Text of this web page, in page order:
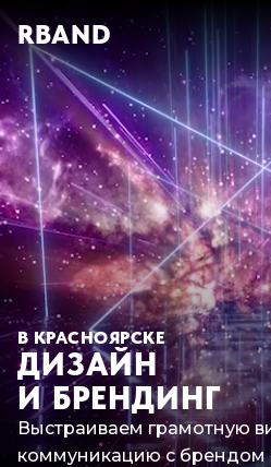
RBAND
ДИЗАЙН
И БРЕНДИНГ
В КРАСНОЯРСКЕ
Выстраиваем грамотную
коммуникацию с брендом